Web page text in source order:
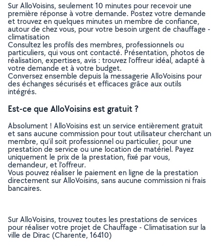
Sur AlloVoisins, seulement 10 minutes pour recevoir une
première réponse à votre demande. Postez votre demande
et trouvez en quelques minutes un membre de confiance,
autour de chez vous, pour votre besoin urgent de chauffage -
climatisation
Consultez les profils des membres, professionnels ou
particuliers, qui vous ont contacté. Présentation, photos de
réalisation, expertises, avis : trouvez l'offreur idéal, adapté à
votre demande et à votre budget.
Conversez ensemble depuis la messagerie AlloVoisins pour
des échanges sécurisés et efficaces grâce aux outils
intégrés.
Est-ce que AlloVoisins est gratuit ?
Absolument ! AlloVoisins est un service entièrement gratuit
et sans aucune commission pour tout utilisateur cherchant un
membre, qu’il soit professionnel ou particulier, pour une
prestation de service ou une location de matériel. Payez
uniquement le prix de la prestation, fixé par vous,
demandeur, et l’offreur.
Vous pouvez réaliser le paiement en ligne de la prestation
directement sur AlloVoisins, sans aucune commission ni frais
bancaires.
Sur AlloVoisins, trouvez toutes les prestations de services
pour réaliser votre projet de Chauffage - Climatisation sur la
ville de Dirac (Charente, 16410)